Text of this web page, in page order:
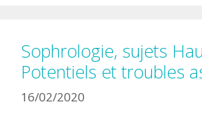
Sophrologie, sujets
Potentiels et troubles
16/02/2020